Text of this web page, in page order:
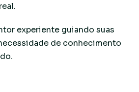
experiente guiando suas
de conhecimento